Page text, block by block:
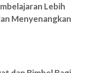
Lebih
Menyenangkan